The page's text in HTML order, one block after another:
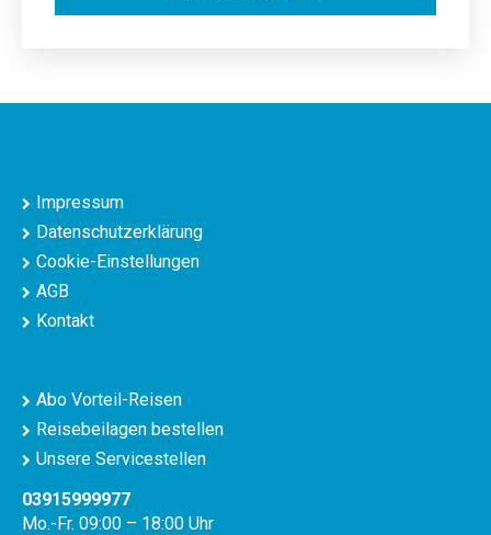
Impressum
Datenschutzerklärung
Cookie-Einstellungen
AGB
Kontakt
Abo Vorteil-Reisen
Reisebeilagen bestellen
Unsere Servicestellen
03915999977
Mo.-Fr. 09:00 – 18:00 Uhr